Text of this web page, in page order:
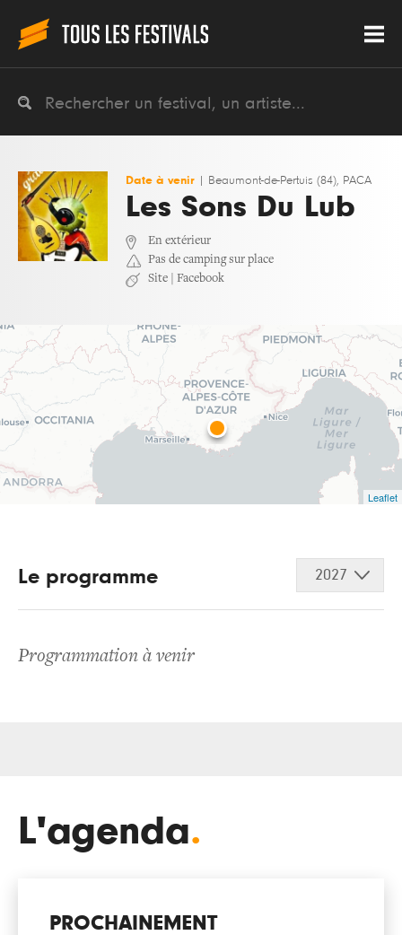
Date à venir Beaumont-de-Pertuis (84), PACA
Les Sons Du Lub
En extérieur
Pas de camping sur place
Site
Facebook
Leaflet
Le programme 2027
Programmation à venir
L'agenda.
PROCHAINEMENT